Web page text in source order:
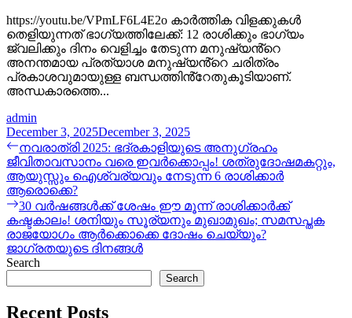
https://youtu.be/VPmLF6L4E2o കാർത്തിക വിളക്കുകൾ
തെളിയുന്നത് ഭാഗ്യത്തിലേക്ക്: 12 രാശിക്കും ഭാഗ്യം
ജ്വലിക്കും ദിനം വെളിച്ചം തേടുന്ന മനുഷ്യൻ്റെ
അനന്തമായ പ്രത്യാശ മനുഷ്യൻ്റെ ചരിത്രം
പ്രകാശവുമായുള്ള ബന്ധത്തിൻ്റേതുകൂടിയാണ്.
അന്ധകാരത്തെ...
admin
December 3, 2025December 3, 2025
Post
navigation
Previous
post:
നവരാത്രി 2025: ഭദ്രകാളിയുടെ അനുഗ്രഹം
ജീവിതാവസാനം വരെ ഇവര്‍ക്കൊപ്പം! ശത്രുദോഷമകറ്റും,
ആയുസ്സും ഐശ്വര്യവും നേടുന്ന 6 രാശിക്കാർ
ആരൊക്കെ?
Next
post:
30 വർഷങ്ങൾക്ക് ശേഷം ഈ മൂന്ന് രാശിക്കാർക്ക്
കഷ്ടകാലം! ശനിയും സൂര്യനും മുഖാമുഖം; സമസപ്തക
രാജയോഗം ആർക്കൊക്കെ ദോഷം ചെയ്യും?
ജാഗ്രതയുടെ ദിനങ്ങൾ
Search
Search
Recent Posts